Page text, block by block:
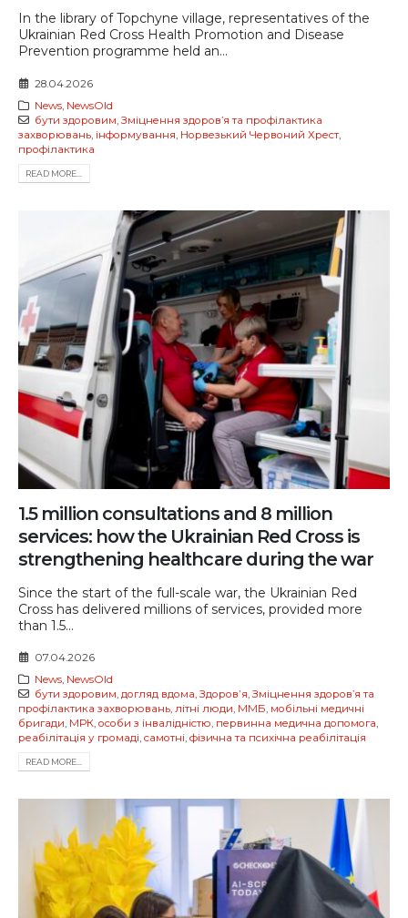
In the library of Topchyne village, representatives of the
Ukrainian Red Cross Health Promotion and Disease
Prevention programme held an...
28.04.2026
News, NewsOld
бути здоровим Зміцнення здоров’я та профілактика
захворювань інформування Норвезький Червоний Хрест,
профілактика
READ MORE...
1.5 million consultations and 8 million
services: how the Ukrainian Red Cross is
strengthening healthcare during the war
Since the start of the full-scale war, the Ukrainian Red
Cross has delivered millions of services, provided more
than 1.5...
07.04.2026
News, NewsOld
бути здоровим, догляд вдома, Здоровʼя, Зміцнення здоров’я та
профілактика захворювань, літні люди, ММБ, мобільні медичні
бригади, МРК, особи з інвалідністю, первинна медична допомога,
реабілітація у громаді, самотні, фізична та психічна реабілітація
READ MORE...